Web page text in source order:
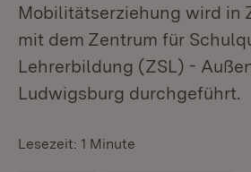
Mobilitätserziehung wird in
mit dem Zentrum für
Lehrerbildung (ZSL) -
Ludwigsburg durchgeführt.
Lesezeit: 1 Minute